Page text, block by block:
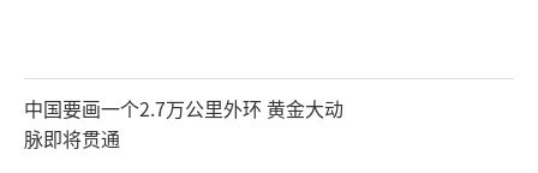
中国要画一个2.7万公里外环 黄金大动
脉即将贯通